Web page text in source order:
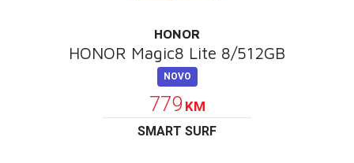
HONOR
HONOR Magic8 Lite 8/512GB
NOVO
779 KM
SMART SURF